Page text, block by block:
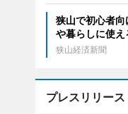
狭山で初心者
や暮らしに使
狭山経済新聞
プレスリリース